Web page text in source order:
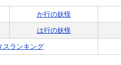
か行の妖怪
は行の妖怪
スランキング